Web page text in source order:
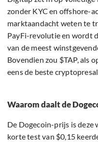
zonder KYC en offshore-
marktaandacht weten te
PayFi-revolutie en wordt
van de meest
Bovendien zou $TAP, als
eens de beste
Waarom daalt de
De Dogecoin-prijs is deze
korte test van $0,15